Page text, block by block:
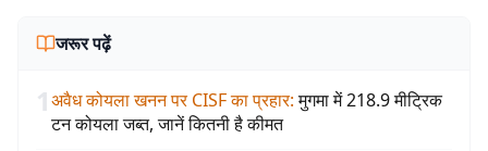
जरूर पढ़ें
1अवैध कोयला खनन पर CISF का प्रहार: मुगमा में 218.9 मीट्रिक
टन कोयला जब्त, जानें कितनी है कीमत